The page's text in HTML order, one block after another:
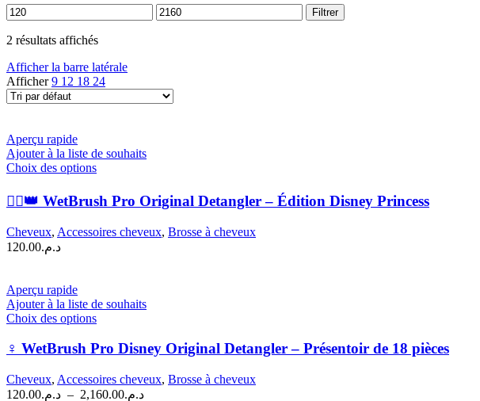
Prix
min
Prix
max
Filtrer
2 résultats affichés
Afficher la barre latérale
Afficher9 12 18 24
Aperçu rapide
Ajouter à la liste de souhaits
Choix des optionsCe
a
plusieurs
Les
sur
la
du
💁‍♀️👑 WetBrush Pro Original Detangler – Édition Disney Princess
Cheveux, Accessoires cheveux, Brosse à cheveux
د.م.120.00
Aperçu rapide
Ajouter à la liste de souhaits
Choix des optionsCe
a
variations.
Les
‍♀️ WetBrush Pro Disney Original Detangler – Présentoir de 18 pièces
Cheveux, Accessoires cheveux, Brosse à cheveux
د.م.120.00 – د.م.2,160.00
Plage